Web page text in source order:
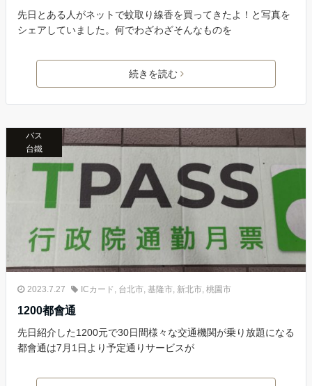
先日とある人がネットで蚊取り線香を買ってきたよ！と写真を
シェアしていました。何でわざわざそんなものを
続きを読む
バス
台鐵
2023.7.27 ICカード , 台北市, 基隆市, 新北市, 桃園市
1200都會通
先日紹介した1200元で30日間様々な交通機関が乗り放題になる
都會通は7月1日より予定通りサービスが